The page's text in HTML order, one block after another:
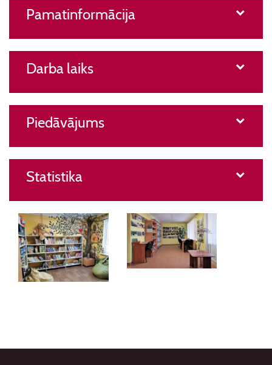
Pamatinformācija
Darba laiks
Piedāvājums
Statistika